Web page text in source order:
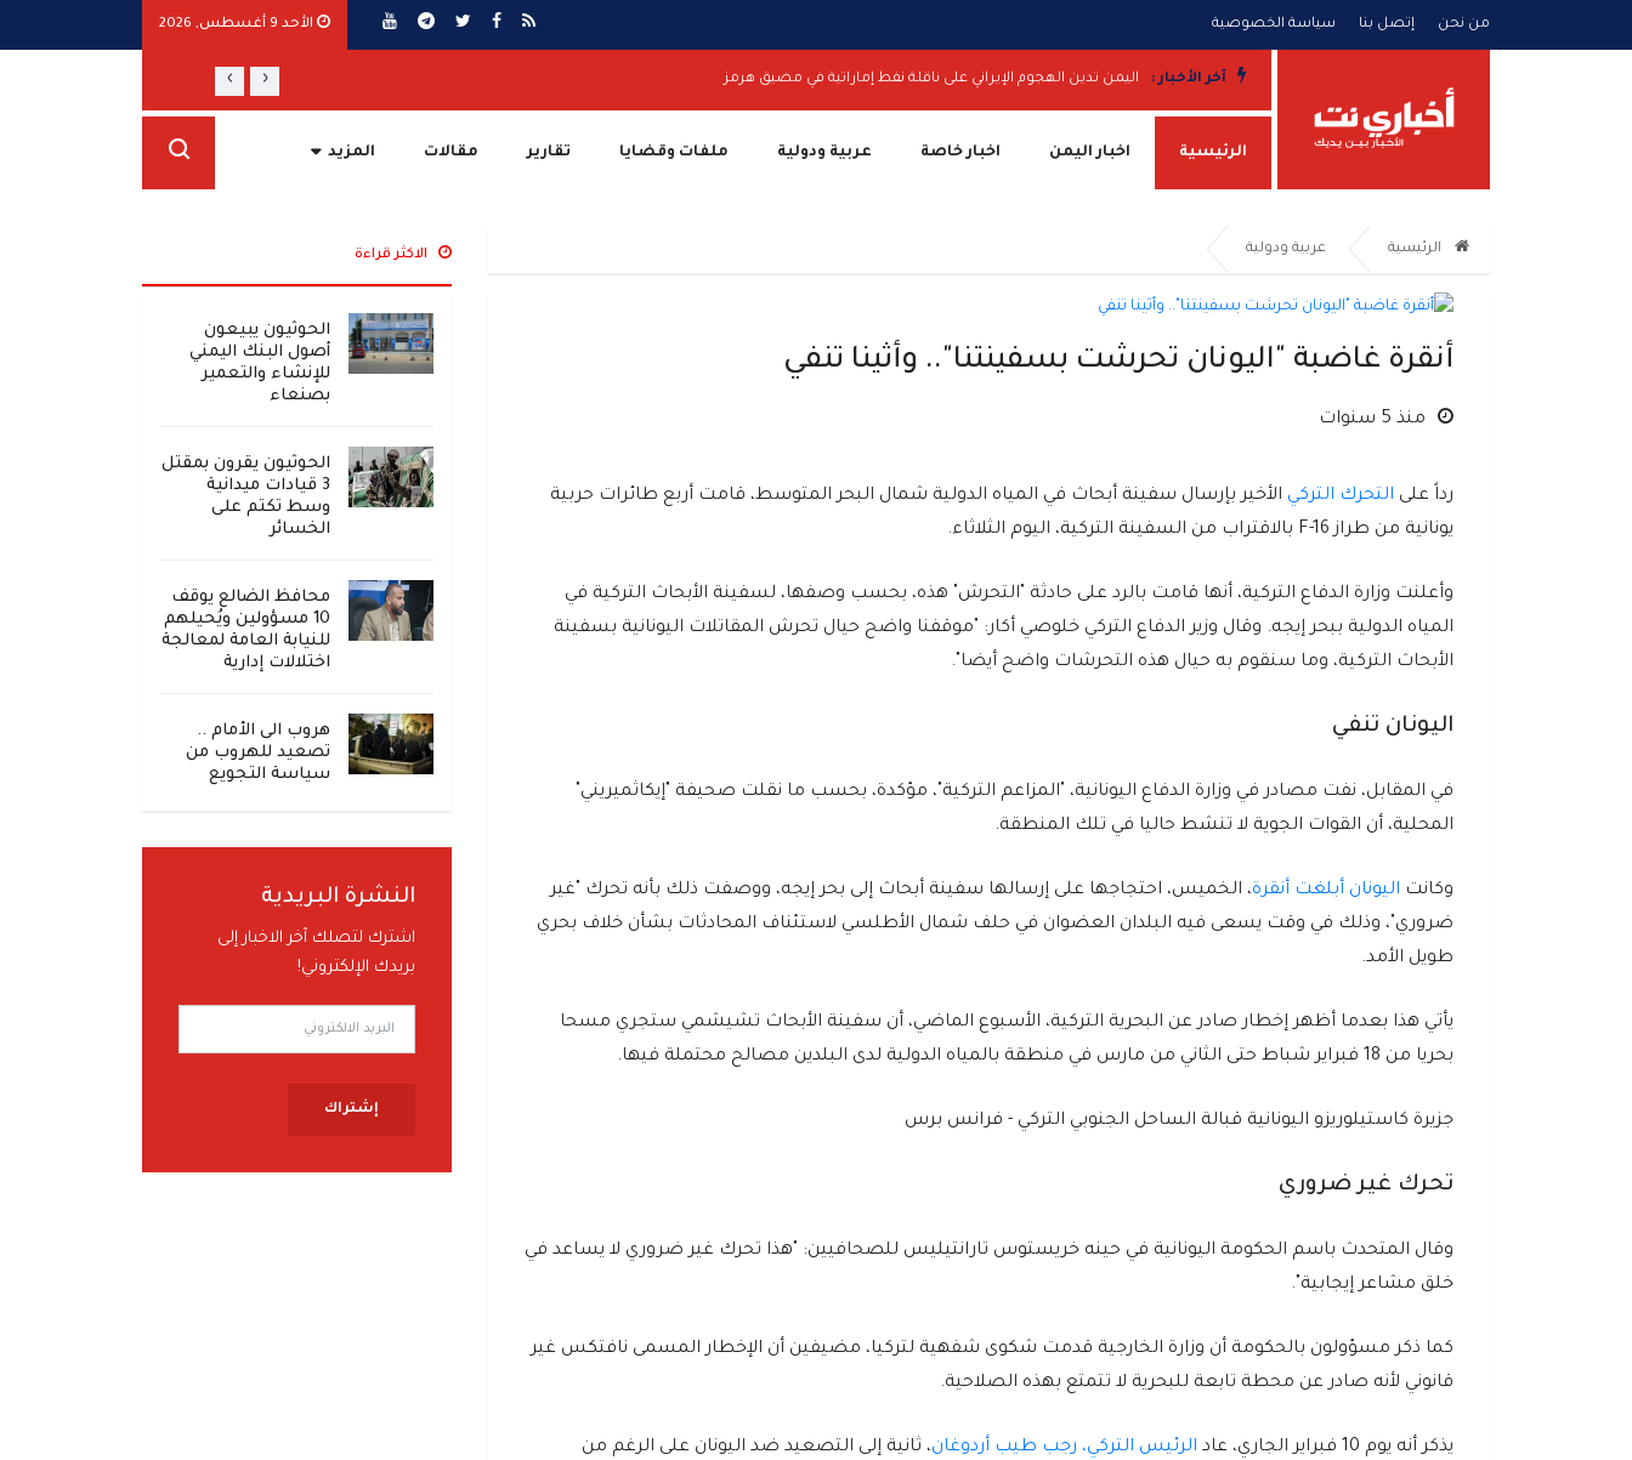
من نحن إتصل بنا سياسة الخصوصية الأحد 9 أغسطس, 2026
آخر الأخبار :ومسيّرات واشتباكات وضربات مدفعية تطال عدة جبهات اليمن تدين الهجوم الإيراني على ناقلة نفط إماراتية في مضيق هرمز مأرب ترفع الجاهزية وتتوعد برد حازم على
‹
›
الرئيسية اخبار اليمن اخبار خاصة عربية ودولية ملفات وقضايا تقارير مقالات المزيد
الرئيسية عربية ودولية
أنقرة غاضبة "اليونان تحرشت بسفينتنا".. وأثينا تنفي
منذ 5 سنوات
رداً على التحرك التركي الأخير بإرسال سفينة أبحاث في المياه الدولية شمال البحر المتوسط، قامت أربع طائرات حربية
يونانية من طراز F-16 بالاقتراب من السفينة التركية، اليوم الثلاثاء.
وأعلنت وزارة الدفاع التركية، أنها قامت بالرد على حادثة "التحرش" هذه، بحسب وصفها، لسفينة الأبحاث التركية في
المياه الدولية ببحر إيجه. وقال وزير الدفاع التركي خلوصي أكار: "موقفنا واضح حيال تحرش المقاتلات اليونانية بسفينة
الأبحاث التركية، وما سنقوم به حيال هذه التحرشات واضح أيضا".
اليونان تنفي
في المقابل، نفت مصادر في وزارة الدفاع اليونانية، "المزاعم التركية"، مؤكدة، بحسب ما نقلت صحيفة "إيكاثميريني"
المحلية، أن القوات الجوية لا تنشط حاليا في تلك المنطقة.
وكانت اليونان أبلغت أنقرة، الخميس، احتجاجها على إرسالها سفينة أبحاث إلى بحر إيجه، ووصفت ذلك بأنه تحرك "غير
ضروري"، وذلك في وقت يسعى فيه البلدان العضوان في حلف شمال الأطلسي لاستئناف المحادثات بشأن خلاف بحري
طويل الأمد.
يأتي هذا بعدما أظهر إخطار صادر عن البحرية التركية، الأسبوع الماضي، أن سفينة الأبحاث تشيشمي ستجري مسحا
بحريا من 18 فبراير شباط حتى الثاني من مارس في منطقة بالمياه الدولية لدى البلدين مصالح محتملة فيها.
جزيرة كاستيلوريزو اليونانية قبالة الساحل الجنوبي التركي - فرانس برس
تحرك غير ضروري
وقال المتحدث باسم الحكومة اليونانية في حينه خريستوس تارانتيليس للصحافيين: "هذا تحرك غير ضروري لا يساعد في
خلق مشاعر إيجابية".
كما ذكر مسؤولون بالحكومة أن وزارة الخارجية قدمت شكوى شفهية لتركيا، مضيفين أن الإخطار المسمى نافتكس غير
قانوني لأنه صادر عن محطة تابعة للبحرية لا تتمتع بهذه الصلاحية.
يذكر أنه يوم 10 فبراير الجاري، عاد الرئيس التركي، رجب طيب أردوغان، ثانية إلى التصعيد ضد اليونان على الرغم من
الاكثر قراءة
الحوثيون يبيعون
أصول البنك اليمني
للإنشاء والتعمير
بصنعاء
الحوثيون يقرون بمقتل
3 قيادات ميدانية
وسط تكتم على
الخسائر
محافظ الضالع يوقف
10 مسؤولين ويُحيلهم
للنيابة العامة لمعالجة
اختلالات إدارية
هروب الى الأمام ..
تصعيد للهروب من
سياسة التجويع
النشرة البريدية
اشترك لتصلك آخر الاخبار إلى
بريدك الإلكتروني!
إشتراك